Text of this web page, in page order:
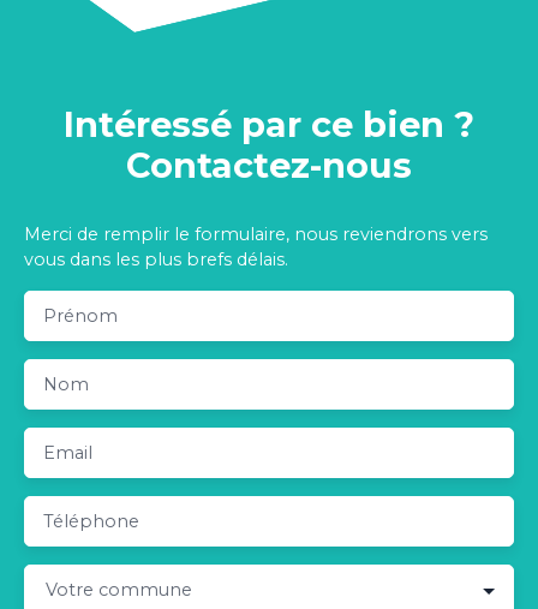
Intéressé par ce bien ?
Contactez-nous
Merci de remplir le formulaire, nous reviendrons vers
vous dans les plus brefs délais.
Prénom
Nom
Email
Téléphone
Votre commune